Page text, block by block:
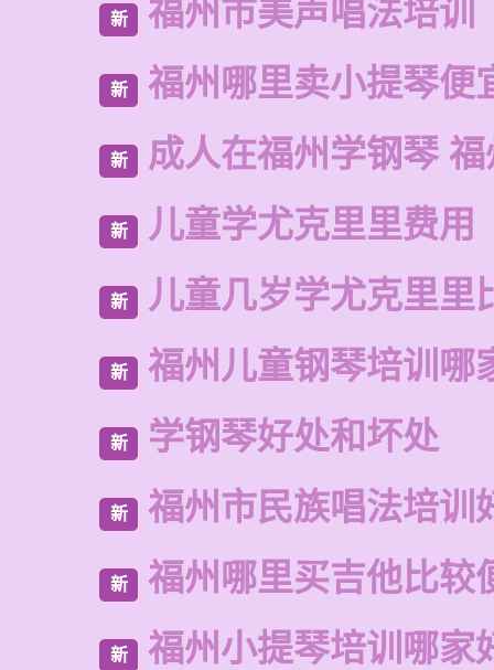
新 福州市美声唱法培训
新 福州哪里卖小提琴便
新 成人在福州学钢琴
新 儿童学尤克里里费用
新 儿童几岁学尤克里里
新 福州儿童钢琴培训哪
新 学钢琴好处和坏处
新 福州市民族唱法培训
新 福州哪里买吉他比较
新 福州小提琴培训哪家